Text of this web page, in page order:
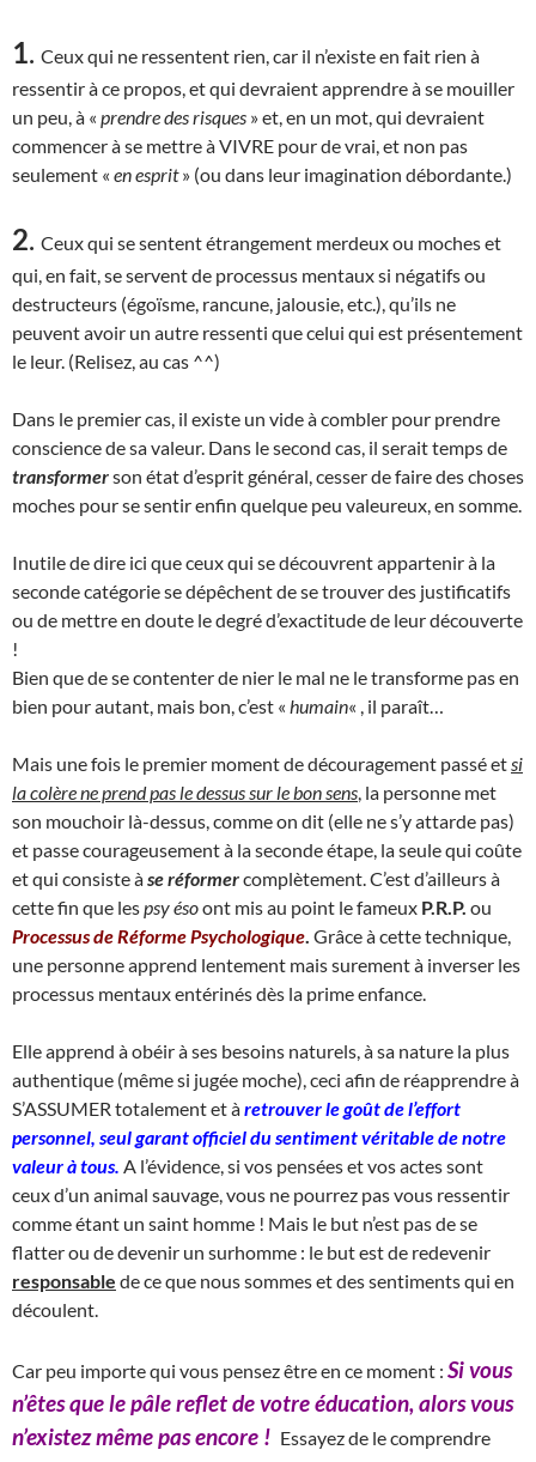
1. Ceux qui ne ressentent rien, car il n’existe en fait rien à
ressentir à ce propos, et qui devraient apprendre à se mouiller
un peu, à « prendre des risques » et, en un mot, qui devraient
commencer à se mettre à VIVRE pour de vrai, et non pas
seulement « en esprit» (ou dans leur imagination débordante.)
2. Ceux qui se sentent étrangement merdeux ou moches et
qui, en fait, se servent de processus mentaux si négatifs ou
destructeurs (égoïsme, rancune, jalousie, etc.), qu’ils ne
peuvent avoir un autre ressenti que celui qui est présentement
le leur. (Relisez, au cas ^^)
Dans le premier cas, il existe un vide à combler pour prendre
conscience de sa valeur. Dans le second cas, il serait temps de
transformerson état d’esprit général, cesser de faire des choses
moches pour se sentir enfin quelque peu valeureux, en somme.
Inutile de dire ici que ceux qui se découvrent appartenir à la
seconde catégorie se dépêchent de se trouver des justificatifs
ou de mettre en doute le degré d’exactitude de leur découverte
!
Bien que de se contenter de nier le mal ne le transforme pas en
bien pour autant, mais bon, c’est « humain« , il paraît…
Mais une fois le premier moment de découragement passé et si
la colère ne prend pas le dessus sur le bon sens , la personne met
son mouchoir là-dessus, comme on dit (elle ne s’y attarde pas)
et passe courageusement à la seconde étape, la seule qui coûte
et qui consiste àse réformercomplètement. C’est d’ailleurs à
cette fin que lespsy ésoont mis au point le fameux P.R.P. ou
Processus de Réforme Psychologique Grâce à cette technique,
une personne apprend lentement mais surement à inverser les
processus mentaux entérinés dès la prime enfance.
Elle apprend à obéir à ses besoins naturels, à sa nature la plus
authentique (même si jugée moche), ceci afin de réapprendre à
S’ASSUMER totalement et àretrouver le goût de l’effort
personnel, seul garant officiel du sentiment véritable de notre
valeur à tous. A l’évidence, si vos pensées et vos actes sont
ceux d’un animal sauvage, vous ne pourrez pas vous ressentir
comme étant un saint homme ! Mais le but n’est pas de se
flatter ou de devenir un surhomme : le but est de redevenir
responsable de ce que nous sommes et des sentiments qui en
découlent.
Car peu importe qui vous pensez être en ce moment : Si vous
n’êtes que le pâle reflet de votre éducation, alors vous
n’existez même pas encore ! Essayez de le comprendre